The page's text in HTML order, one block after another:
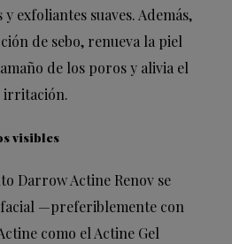
exfoliantes suaves. Además,
de sebo, renueva la piel
de los poros y alivia el
irritación.
visibles
Darrow Actine Renov se
—preferiblemente con
como el Actine Gel